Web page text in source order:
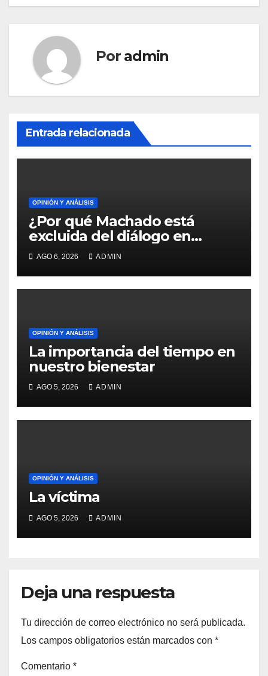
Por admin
Entrada relacionada
OPINIÓN Y ANÁLISIS
¿Por qué Machado está
excluida del diálogo en
Venezuela?
AGO 6, 2026 ADMIN
OPINIÓN Y ANÁLISIS
La importancia del tiempo en
nuestro bienestar
AGO 5, 2026 ADMIN
OPINIÓN Y ANÁLISIS
La víctima
AGO 5, 2026 ADMIN
Deja una respuesta
Tu dirección de correo electrónico no será publicada.
Los campos obligatorios están marcados con *
Comentario *